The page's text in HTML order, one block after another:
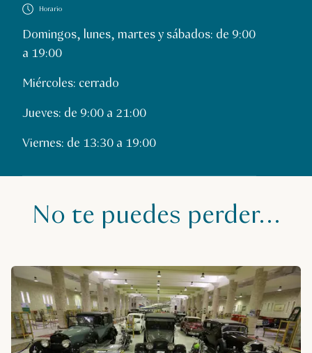
Horario
Domingos, lunes, martes y sábados: de 9:00
a 19:00
Miércoles: cerrado
Jueves: de 9:00 a 21:00
Viernes: de 13:30 a 19:00
No te puedes perder…